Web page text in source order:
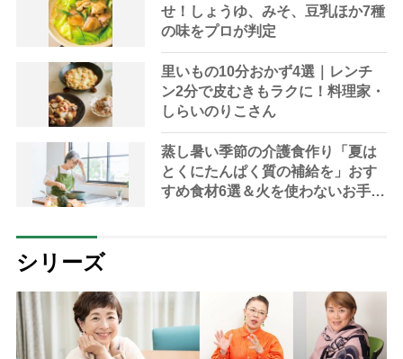
せ！しょうゆ、みそ、豆乳ほか7種
の味をプロが判定
里いもの10分おかず4選｜レンチ
ン2分で皮むきもラクに！料理家・
しらいのりこさん
蒸し暑い季節の介護食作り「夏は
とくにたんぱく質の補給を」おす
すめ食材6選＆火を使わないお手軽
シリーズ